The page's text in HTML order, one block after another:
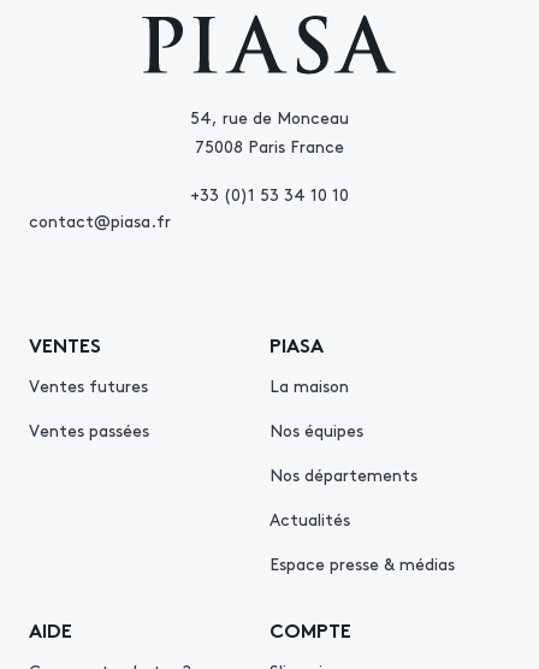
54, rue de Monceau
75008 Paris France
+33 (0)1 53 34 10 10
contact@piasa.fr
VENTES
Ventes futures
Ventes passées
PIASA
La maison
Nos équipes
Nos départements
Actualités
Espace presse & médias
AIDE COMPTE